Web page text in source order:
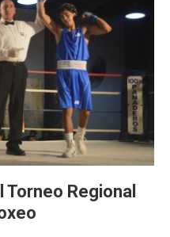
Regional